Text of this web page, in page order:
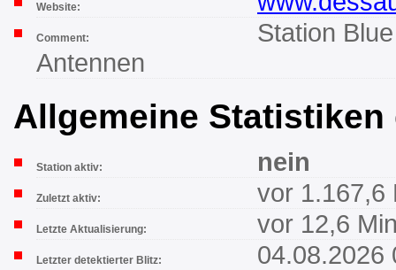
Website:
Comment:
Station
Antennen
Allgemeine
Station aktiv: nein
Zuletzt aktiv: vor 1.167,6
Letzte Aktualisierung: vor 12,6
Letzter detektierter Blitz: 04.08.2026